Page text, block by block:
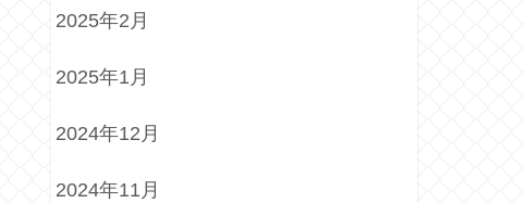
2025年2月
2025年1月
2024年12月
2024年11月